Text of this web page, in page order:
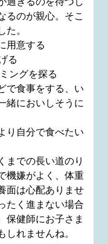
るのが親心。そこ
。
用意する
る
ングを探る
で食事をする、い
緒においしそうに
り自分で食べたい
までの長い道のり
機嫌がよく、体重
面は心配ありませ
たく進まない場合
保健師にお子さま
れませんね。